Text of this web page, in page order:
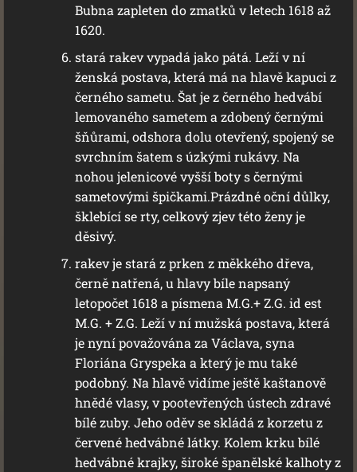
Bubna zapleten do zmatků v letech 1618 až
1620.
stará rakev vypadá jako pátá. Leží v ní
ženská postava, která má na hlavě kapuci z
černého sametu. Šat je z černého hedvábí
lemovaného sametem a zdobený černými
šňůrami, odshora dolu otevřený, spojený se
svrchním šatem s úzkými rukávy. Na
nohou jelenicové vyšší boty s černými
sametovými špičkami.Prázdné oční důlky,
šklebící se rty, celkový zjev této ženy je
děsivý.
rakev je stará z prken z měkkého dřeva,
černě natřená, u hlavy bíle napsaný
letopočet 1618 a písmena M.G.+ Z.G. id est
M.G. + Z.G. Leží v ní mužská postava, která
je nyní považována za Václava, syna
Floriána Gryspeka a který je mu také
podobný. Na hlavě vidíme ještě kaštanově
hnědé vlasy, v pootevřených ústech zdravé
bílé zuby. Jeho oděv se skládá z korzetu z
červené hedvábné látky. Kolem krku bílé
hedvábné krajky, široké španělské kalhoty z